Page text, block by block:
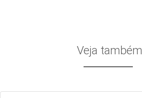
Veja também